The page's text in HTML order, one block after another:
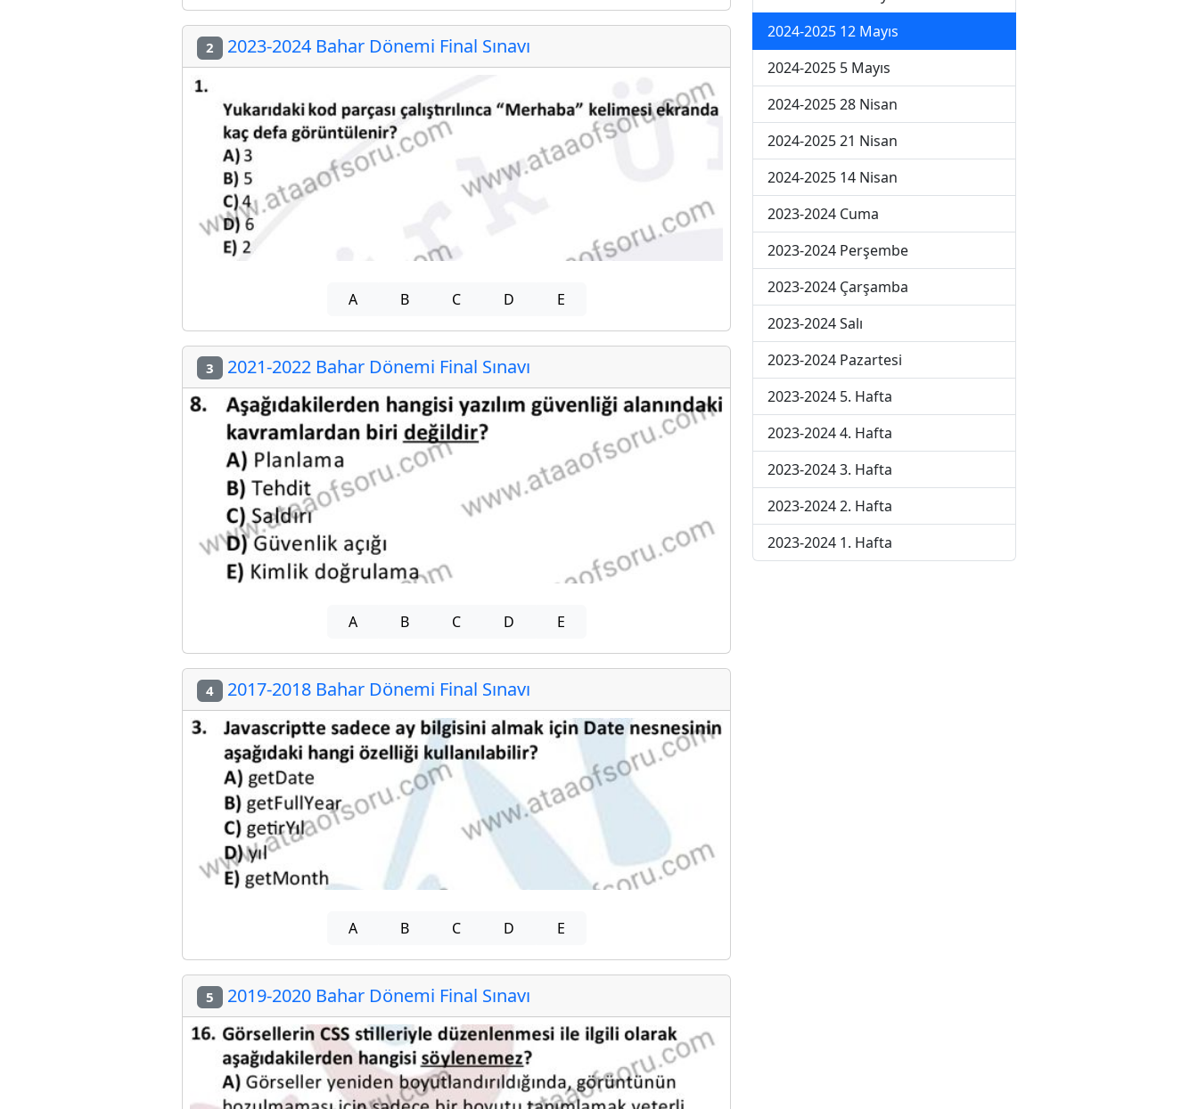
2 2023-2024 Bahar Dönemi Final Sınavı
A B C D E
3 2021-2022 Bahar Dönemi Final Sınavı
A B C D E
4 2017-2018 Bahar Dönemi Final Sınavı
A B C D E
5 2019-2020 Bahar Dönemi Final Sınavı
2024-2025 12 Mayıs
2024-2025 5 Mayıs
2024-2025 28 Nisan
2024-2025 21 Nisan
2024-2025 14 Nisan
2023-2024 Cuma
2023-2024 Perşembe
2023-2024 Çarşamba
2023-2024 Salı
2023-2024 Pazartesi
2023-2024 5. Hafta
2023-2024 4. Hafta
2023-2024 3. Hafta
2023-2024 2. Hafta
2023-2024 1. Hafta